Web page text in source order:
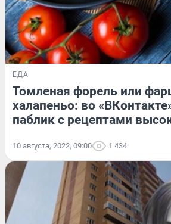
ЕДА
Томленая форель или
халапеньо: во
паблик с рецептами
10 августа, 2022, 09:00 1 434